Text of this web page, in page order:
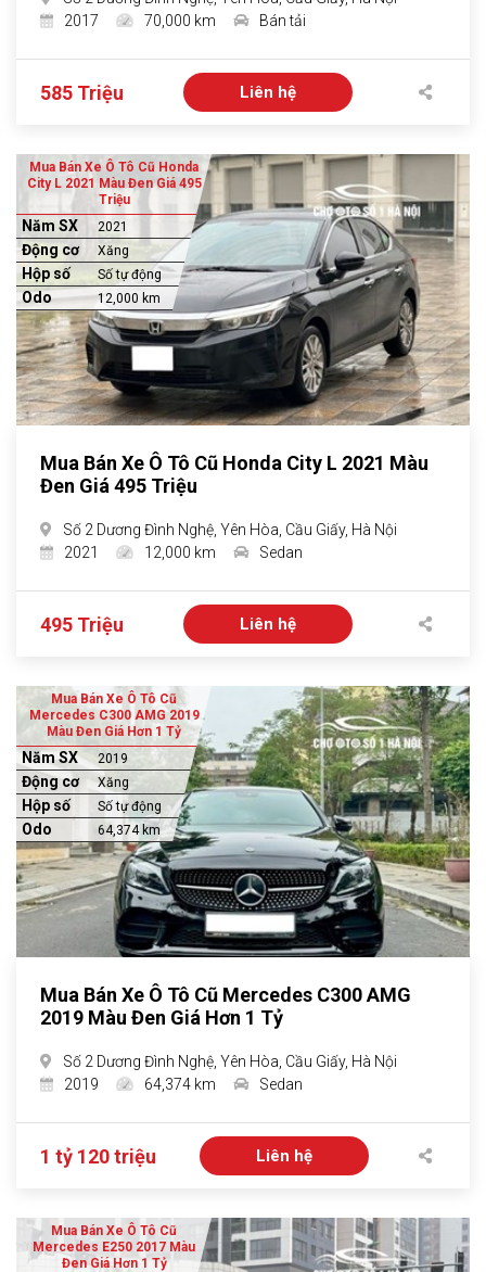
2017
70,000 km Bán tải
585 Triệu Liên hệ
Mua Bán Xe Ô Tô Cũ Honda
City L 2021 Màu Đen Giá 495
Triệu
Năm SX 2021
Động cơ Xăng
Hộp số Số tự động
Odo 12,000 km
Mua Bán Xe Ô Tô Cũ Honda City L 2021 Màu
Đen Giá 495 Triệu
Số 2 Dương Đình Nghệ, Yên Hòa, Cầu Giấy, Hà Nội
2021
12,000 km Sedan
495 Triệu Liên hệ
Mua Bán Xe Ô Tô Cũ
Mercedes C300 AMG 2019
Màu Đen Giá Hơn 1 Tỷ
Năm SX 2019
Động cơ Xăng
Hộp số Số tự động
Odo 64,374 km
Mua Bán Xe Ô Tô Cũ Mercedes C300 AMG
2019 Màu Đen Giá Hơn 1 Tỷ
Số 2 Dương Đình Nghệ, Yên Hòa, Cầu Giấy, Hà Nội
2019
64,374 km Sedan
1 tỷ 120 triệu Liên hệ
Mua Bán Xe Ô Tô Cũ
Mercedes E250 2017 Màu
Đen Giá Hơn 1 Tỷ